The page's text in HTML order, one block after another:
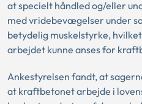
at specielt håndled og/eller
med vridebevægelser under
betydelig muskelstyrke,
arbejdet kunne anses for
Ankestyrelsen fandt, at
at kraftbetonet arbejde i